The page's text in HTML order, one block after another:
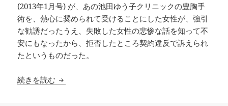
(2013年1月号) が、あの池田ゆう子クリニックの豊胸手
術を、熱心に奨められて受けることにした女性が、強引
な勧誘だったうえ、失敗した女性の悲惨な話を知って不
安にもなったから、拒否したところ契約違反で訴えられ
たというものだった。
続きを読む 法律事務所ヒロナカ、今度は佐村河内守